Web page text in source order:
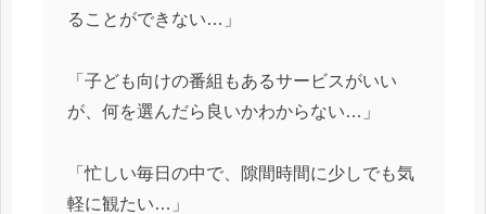
ることができない…」
「子ども向けの番組もあるサービスがいい
が、何を選んだら良いかわからない…」
「忙しい毎日の中で、隙間時間に少しでも気
軽に観たい…」